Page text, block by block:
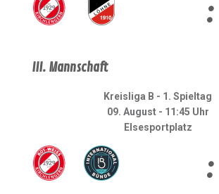
:
III. Mannschaft
Kreisliga B - 1. Spieltag
09. August - 11:45 Uhr
Elsesportplatz
: